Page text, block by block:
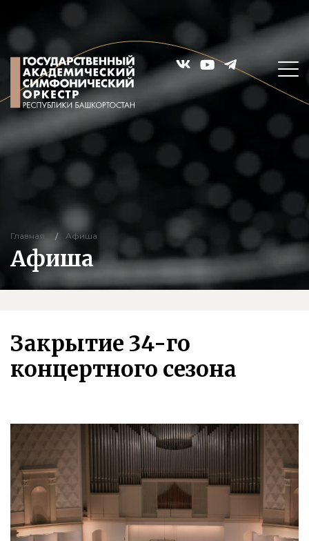
Главная Афиша
Афиша
Закрытие 34-го
концертного сезона